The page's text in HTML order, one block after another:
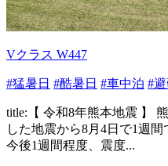
Vクラス W447
#猛暑日 #酷暑日 #車中泊 #
title:【 令和8年熊本地震 】
した地震から8月4日で1週間
今後1週間程度、震度...